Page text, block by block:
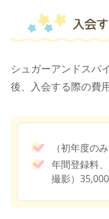
入会
シュガーアンドスパ
後、入会する際の費
（初年度の
年間登録料
撮影）